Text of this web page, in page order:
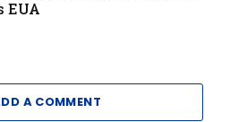
EUA
A COMMENT